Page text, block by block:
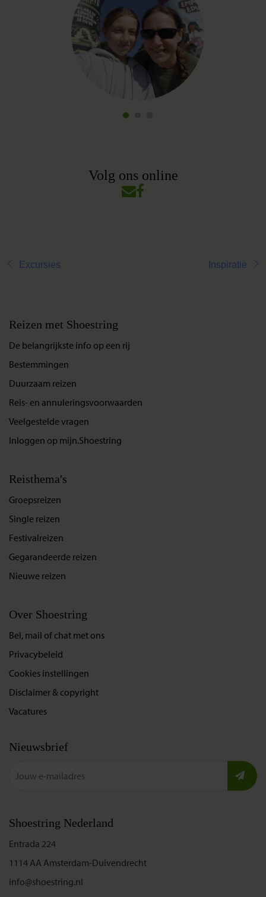
Volg ons online
Excursies Inspiratie
Reizen met Shoestring
De belangrijkste info op een rij
Bestemmingen
Duurzaam reizen
Reis- en annuleringsvoorwaarden
Veelgestelde vragen
Inloggen op mijn.Shoestring
Reisthema's
Groepsreizen
Single reizen
Festivalreizen
Gegarandeerde reizen
Nieuwe reizen
Over Shoestring
Bel, mail of chat met ons
Privacybeleid
Cookies instellingen
Disclaimer & copyright
Vacatures
Nieuwsbrief
Shoestring Nederland
Entrada 224
1114 AA Amsterdam-Duivendrecht
info@shoestring.nl